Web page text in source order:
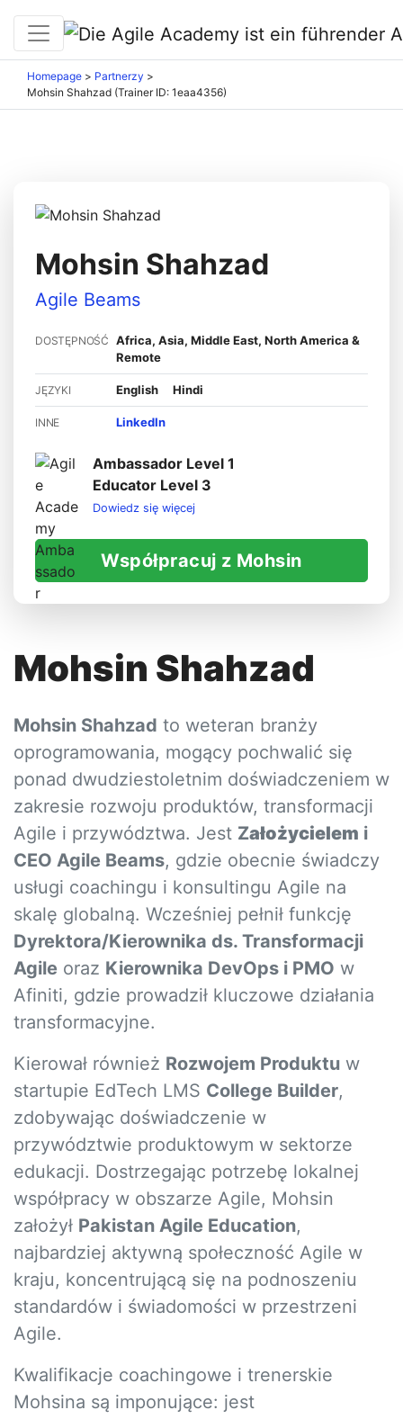
Homepage > Partnerzy >
Mohsin Shahzad (Trainer ID: 1eaa4356)
Mohsin Shahzad
Agile Beams
DOSTĘPNOŚĆ Africa, Asia, Middle East, North America &
Remote
JĘZYKI English Hindi
INNE LinkedIn
Ambassador Level 1
Educator Level 3
Dowiedz się więcej
Współpracuj z Mohsin
Mohsin Shahzad
Mohsin Shahzad to weteran branży
oprogramowania, mogący pochwalić się
ponad dwudziestoletnim doświadczeniem w
zakresie rozwoju produktów, transformacji
Agile i przywództwa. Jest Założycielem i
CEO Agile Beams, gdzie obecnie świadczy
usługi coachingu i konsultingu Agile na
skalę globalną. Wcześniej pełnił funkcję
Dyrektora/Kierownika ds. Transformacji
Agile oraz Kierownika DevOps i PMO w
Afiniti, gdzie prowadził kluczowe działania
transformacyjne.
Kierował również Rozwojem Produktu w
startupie EdTech LMS College Builder,
zdobywając doświadczenie w
przywództwie produktowym w sektorze
edukacji. Dostrzegając potrzebę lokalnej
współpracy w obszarze Agile, Mohsin
założył Pakistan Agile Education,
najbardziej aktywną społeczność Agile w
kraju, koncentrującą się na podnoszeniu
standardów i świadomości w przestrzeni
Agile.
Kwalifikacje coachingowe i trenerskie
Mohsina są imponujące: jest